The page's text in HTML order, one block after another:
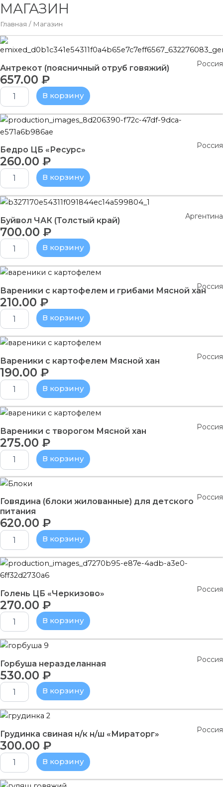
МАГАЗИН
Главная / Магазин
Россия
Антрекот (поясничный отруб говяжий)
657.00 ₽
Количество
товара
(поясничный
отруб
говяжий)
В корзину
Россия
Бедро ЦБ «Ресурс»
260.00 ₽
Количество
товара
ЦБ
"Ресурс"
В корзину
Аргентина
Буйвол ЧАК (Толстый край)
700.00 ₽
Количество
Буйвол
ЧАК
(Толстый
край)
В корзину
Россия
Вареники с картофелем и грибами Мясной хан
210.00 ₽
Количество
Вареники
с
картофелем
грибами
Мясной
В корзину
Россия
Вареники с картофелем Мясной хан
190.00 ₽
Количество
Вареники
с
картофелем
Мясной
хан
В корзину
Россия
Вареники с творогом Мясной хан
275.00 ₽
Количество
Вареники
с
творогом
Мясной
хан
В корзину
Россия
Говядина (блоки жилованные) для детского
питания
620.00 ₽
Количество
Говядина
(блоки
жилованные)
для
детского
питания
В корзину
Россия
Голень ЦБ «Черкизово»
270.00 ₽
Количество
товара
ЦБ
"Черкизово"
В корзину
Россия
Горбуша неразделанная
530.00 ₽
Количество
Горбуша
неразделанная
В корзину
Россия
Грудинка свиная н/к н/ш «Мираторг»
300.00 ₽
Количество
Грудинка
свиная
н/
н/
ш
В корзину
Количество